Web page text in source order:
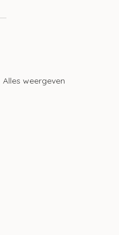
Alles weergeven